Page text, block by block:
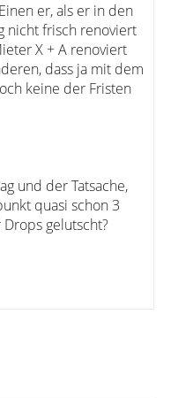
er, als er in den
nicht frisch renoviert
X + A renoviert
dass ja mit dem
keine der Fristen
und der Tatsache,
quasi schon 3
gelutscht?